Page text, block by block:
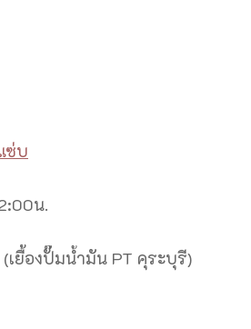
ซ่บ
น.
เยื้องปั๊มน้ำมัน PT คุระบุรี)